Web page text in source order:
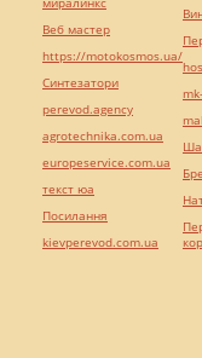
Веб мастер
https://motokosmos.ua/
Синтезатори
perevod.agency
agrotechnika.com.ua
europeservice.com.ua
текст юа
Посилання
kievperevod.com.ua